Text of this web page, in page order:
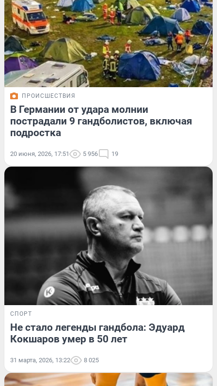
ПРОИСШЕСТВИЯ
В Германии от удара молнии
пострадали 9 гандболистов, включая
подростка
20 июня, 2026, 17:51 5 956 19
СПОРТ
Не стало легенды гандбола: Эдуард
Кокшаров умер в 50 лет
31 марта, 2026, 13:22 8 025